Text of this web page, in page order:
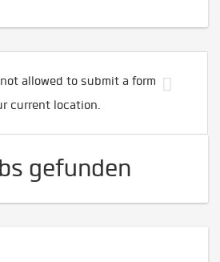
allowed to submit a form
current location.
gefunden